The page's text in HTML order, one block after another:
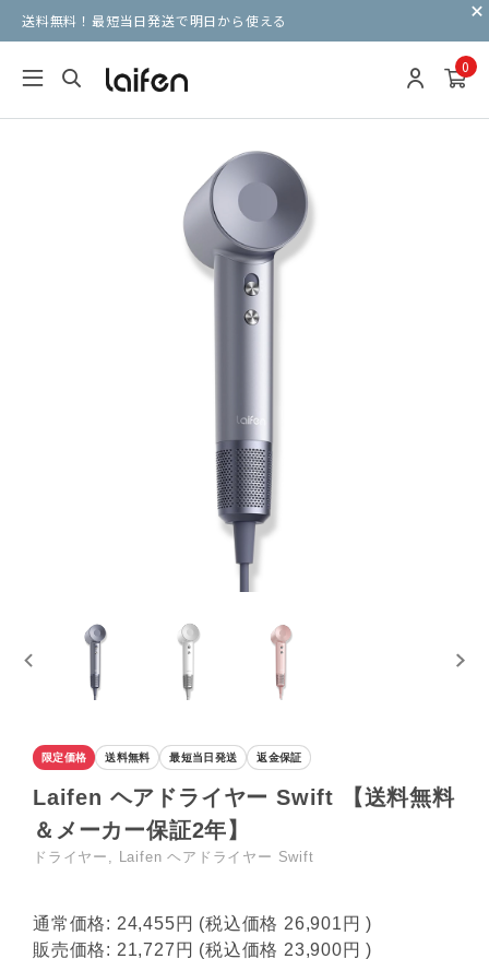
送料無料！最短当日発送で明日から使える
0
限定価格 送料無料 最短当日発送 返金保証
Laifen ヘアドライヤー Swift 【送料無料
＆メーカー保証2年】
ドライヤー, Laifen ヘアドライヤー Swift
通常価格: 24,455円 (税込価格26,901円 )
販売価格: 21,727円 (税込価格23,900円 )